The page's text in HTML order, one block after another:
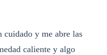
y me abre las
caliente y algo